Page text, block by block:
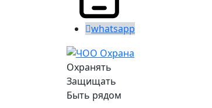
whatsapp
Охранять
Защищать
Быть рядом